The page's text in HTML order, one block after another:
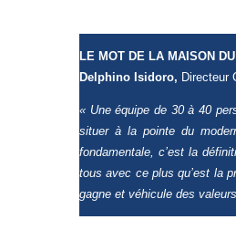
LE MOT DE LA MAISON
Delphino Isidoro, Directeur
« Une équipe de 30 à 40
situer à la pointe du
fondamentale, c’est la
tous avec ce plus qu’est la
gagne et véhicule des